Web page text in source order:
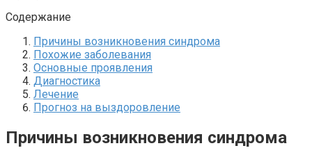
Содержание
Причины возникновения синдрома
Похожие заболевания
Основные проявления
Диагностика
Лечение
Прогноз на выздоровление
Причины возникновения синдрома